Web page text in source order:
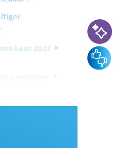
Laos 2023
KI-